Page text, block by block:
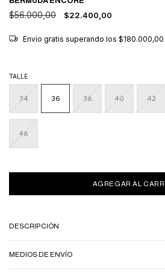
$56.000,00 $22.400,00
Envío gratis superando los $180.000,00
TALLE
34 36 38 40 42
48
DESCRIPCIÓN
MEDIOS DE ENVÍO